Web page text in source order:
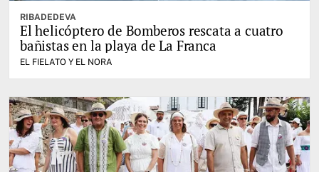
RIBADEDEVA
El helicóptero de Bomberos rescata a cuatro
bañistas en la playa de La Franca
EL FIELATO Y EL NORA